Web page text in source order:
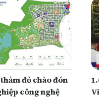
đỏ chào đón
công nghệ